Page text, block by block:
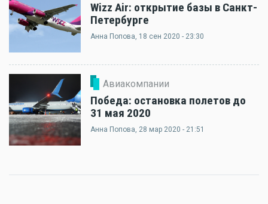
Wizz Air: открытие базы в Санкт-
Петербурге
Анна Попова, 18 сен 2020 - 23:30
Авиакомпании
Победа: остановка полетов до
31 мая 2020
Анна Попова, 28 мар 2020 - 21:51